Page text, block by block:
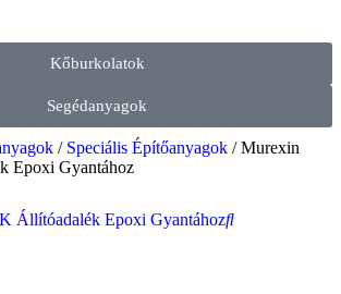
Kőburkolatok
Segédanyagok
/ Speciális Építőanyagok / Murexin
Epoxi Gyantához